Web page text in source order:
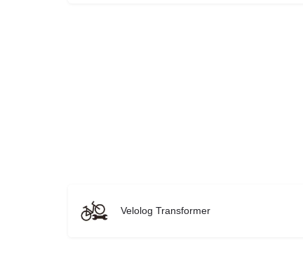
Velolog Transformer